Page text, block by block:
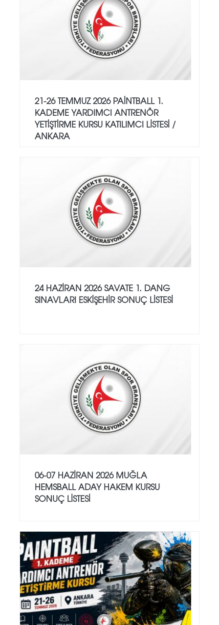
21-26 TEMMUZ 2026 PAİNTBALL 1.
KADEME YARDIMCI ANTRENÖR
YETİŞTİRME KURSU KATILIMCI LİSTESİ /
ANKARA
24 HAZİRAN 2026 SAVATE 1. DANG
SINAVLARI ESKİŞEHİR SONUÇ LİSTESİ
06-07 HAZİRAN 2026 MUĞLA
HEMSBALL ADAY HAKEM KURSU
SONUÇ LİSTESİ